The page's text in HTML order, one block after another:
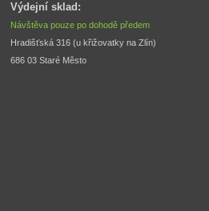
Výdejní sklad:
Návštěva pouze po dohodě předem
Hradišťská 316 (u křižovatky na Zlín)
686 03 Staré Město